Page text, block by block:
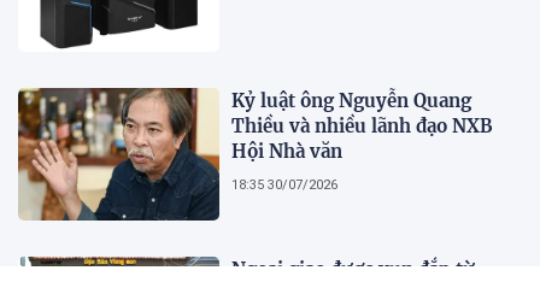
Kỷ luật ông Nguyễn Quang
Thiều và nhiều lãnh đạo NXB
Hội Nhà văn
18:35 30/07/2026
Ngoại giao được vun đắp từ